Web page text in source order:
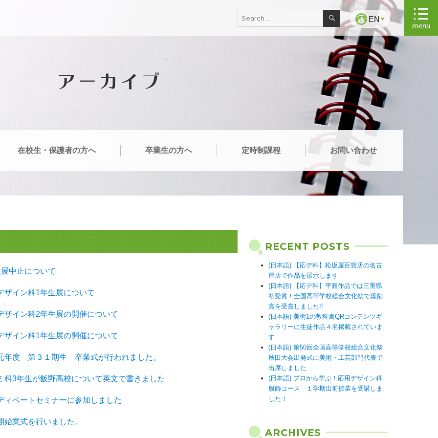
Search
for:
SEARCH
EN
menu
アーカイブ
在校生・保護者の方へ 卒業生の方へ 定時制課程 お問い合わせ
中止について
ザイン科1年生展について
ザイン科2年生展の開催について
ザイン科1年生展の開催について
年度 第３１期生 卒業式が行われました。
科3年生が飯野高校について英文で書きました
ィベートセミナーに参加しました
始業式を行いました。
RECENT POSTS
(日本語) 【応デ科】松坂屋百貨店の名古
屋店で作品を展示します
(日本語) 【応デ科】平面作品では三重県
初受賞！全国高等学校総合文化祭で奨励
賞を受賞しました!!
(日本語) 美術1の教科書QRコンテンツギ
ャラリーに生徒作品４名掲載されていま
す
(日本語) 第50回全国高等学校総合文化祭
秋田大会出発式に美術・工芸部門代表で
出席しました
(日本語) プロから学ぶ！応用デザイン科
服飾コース １学期出前授業を受講しま
した！
ARCHIVES